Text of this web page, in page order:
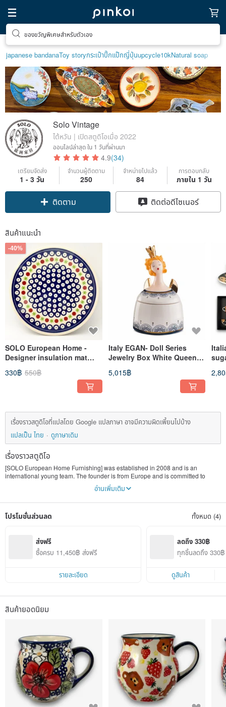
ของขวัญพิเศษสำหรับตัวเอง
japanese bandanaToy storyกระเป๋าปิ๊กแป๊กญี่ปุ่นupcycle10kNatural soap
Solo Vintage
ไต้หวัน | เปิดสตูดิโอเมื่อ 2022
ออนไลน์ล่าสุดใน 1 วันที่ผ่านมา
4.9(34)
เตรียมจัดส่ง
1 - 3 วัน
จำนวนผู้ติดตาม
250
จำหน่ายไปแล้ว
84
การตอบกลับ
ภายใน 1 วัน
ติดตาม ติดต่อดีไซเนอร์
สินค้าแนะนำ
-40%
SOLO European Home -
Designer insulation mat
17.5cm peacock eye
dragonfly pattern
330฿ 550฿
Italy EGAN- Doll Series
Jewelry Box White Queen
15X25CM (Large)
5,015฿
เรื่องราวสตูดิโอที่แปลโดย Google แปลภาษา อาจมีความผิดเพี้ยนไปบ้าง
แปลเป็น ไทย
ดูภาษาเดิม
เรื่องราวสตูดิโอ
[SOLO European Home Furnishing] was established in 2008 and is an
international young team. The founder is from Europe and is committed to
bringing the high-quality products he has experienced to Taiwan. The head
office is located between Taipei's Huashan Cultural District and Yongkang
Our company has the only unique hand-painted flowers in Asia and has the
most in stock in Taiwan.
A treasure trove of Polish pottery in Asia, with a variety of patterns for you to
A handmade pottery brand from Rome, Italy with a history of more than 100
A home decoration ceramics brand from Polenza in central Italy, famous for its
traditional fusion of modern style
"Handmade Natural Amber Lighting"
"Handmade Bronze coffee utensils"
"European Ceramic House"
[SOLO European Home Furnishing] brings you the best artistic life
Solo art, solo home, solo life.
SOLO loves the earth with you. Our company uses secondary packaging
materials for shipments, so resources are not wasted!
อ่านเพิ่มเติม
โปรโมชั่นส่วนลด ทั้งหมด (4)
ส่งฟรี
ซื้อครบ 11,450฿ ส่งฟรี
รายละเอียด
ลดถึง 330฿
ทุกชิ้นลดถึง 330฿
ดูสินค้า
สินค้ายอดนิยม